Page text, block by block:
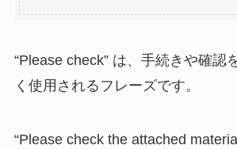
“Please check” は、手続きや確認
く使用されるフレーズです。
“Please check the attached